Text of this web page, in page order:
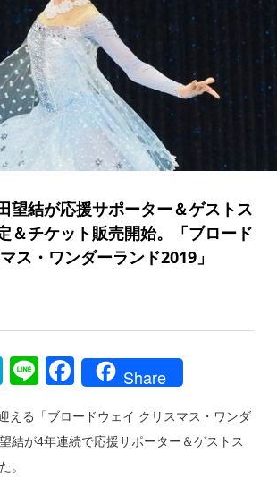
望結が応援サポーター＆ゲストス
＆チケット販売開始。「ブロード
ス・ワンダーランド2019」
H
e
n
Li
e
F
c
e
Share
える「ブロードウェイ クリスマス・ワンダ
結が4年連続で応援サポーター＆ゲストス
。